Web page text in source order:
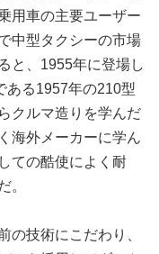
用車の主要ユーザー
中型タクシーの市場
と、1955年に登場し
ある1957年の210型
クルマ造りを学んだ
海外メーカーに学ん
ての酷使によく耐
。
の技術にこだわり、